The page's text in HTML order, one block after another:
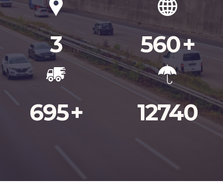
3 560+
695+ 12740